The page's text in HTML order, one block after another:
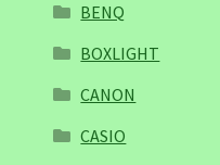
BENQ
BOXLIGHT
CANON
CASIO